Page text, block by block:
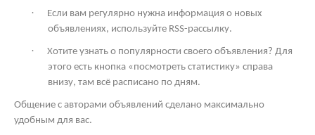
·
Если вам регулярно нужна информация о новых
объявлениях, используйте RSS-рассылку.
·
Хотите узнать о популярности своего объявления? Для
этого есть кнопка «посмотреть статистику» справа
внизу, там всё расписано по дням.
Общение с авторами объявлений сделано максимально
удобным для вас.